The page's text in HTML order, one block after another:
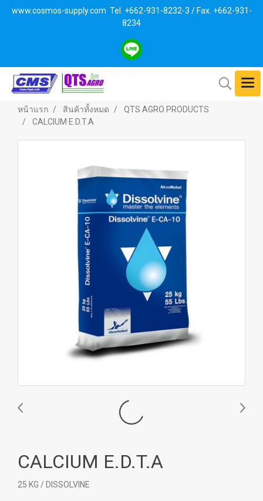
www.cosmos-supply.com Tel. +662-931-8232-3 / Fax. +662-931-
8234
หน้าแรก สินค้าทั้งหมด
QTS AGRO PRODUCTS
CALCIUM E.D.T.A
CALCIUM E.D.T.A
25 KG / DISSOLVINE